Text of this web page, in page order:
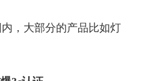
，大部分的产品比如灯